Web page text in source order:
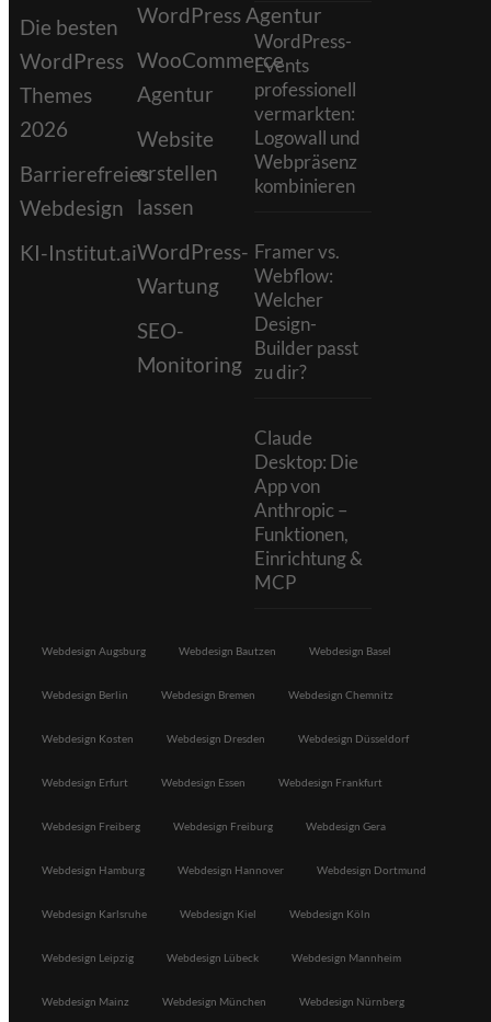
Die besten
WordPress
Themes
2026
Barrierefreies
Webdesign
KI-Institut.ai
WordPress Agentur
WooCommerce
Agentur
Website
erstellen
lassen
WordPress-
Wartung
SEO-
Monitoring
WordPress-
Events
professionell
vermarkten:
Logowall und
Webpräsenz
kombinieren
Framer vs.
Webflow:
Welcher
Design-
Builder passt
zu dir?
Claude
Desktop: Die
App von
Anthropic –
Funktionen,
Einrichtung &
MCP
Webdesign Augsburg Webdesign Bautzen Webdesign Basel
Webdesign Berlin Webdesign Bremen Webdesign Chemnitz
Webdesign Kosten Webdesign Dresden Webdesign Düsseldorf
Webdesign Erfurt Webdesign Essen Webdesign Frankfurt
Webdesign Freiberg Webdesign Freiburg Webdesign Gera
Webdesign Hamburg Webdesign Hannover Webdesign Dortmund
Webdesign Karlsruhe Webdesign Kiel Webdesign Köln
Webdesign Leipzig Webdesign Lübeck Webdesign Mannheim
Webdesign Mainz Webdesign München Webdesign Nürnberg